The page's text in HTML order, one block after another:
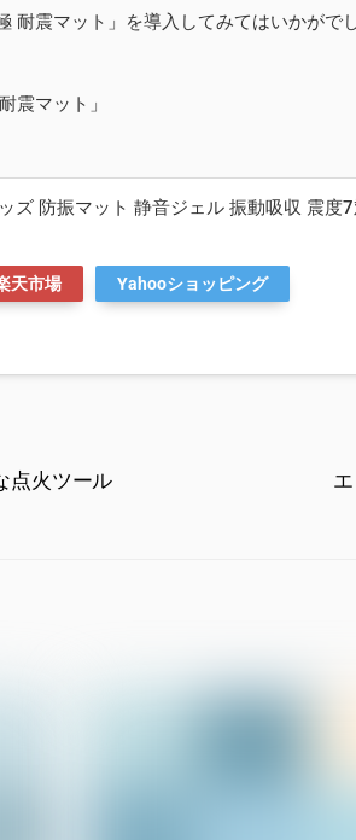
耐震マット」を導入してみてはいかが
震マット」
ズ 防振マット 静音ジェル 振動吸収 震度
天市場 Yahooショッピング
点火ツール